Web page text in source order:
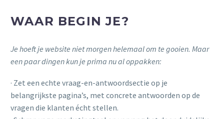
WAAR BEGIN JE?
Je hoeft je website niet morgen helemaal om te gooien. Maar
een paar dingen kun je prima nu al oppakken:
· Zet een echte vraag-en-antwoordsectie op je
belangrijkste pagina’s, met concrete antwoorden op de
vragen die klanten écht stellen.